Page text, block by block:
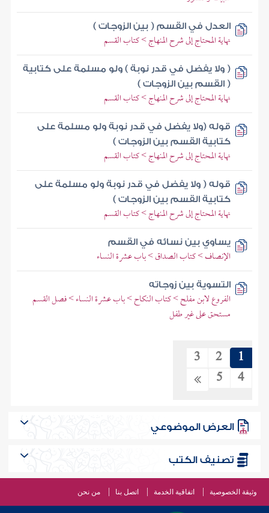
العدل في القسم ( بين الزوجات )
نهاية المحتاج إلى شرح المنهاج > كتاب القسم
( ولا يفضل في قدر نوبة ) ولو مسلمة على كتابية
( القسم بين الزوجات )
نهاية المحتاج إلى شرح المنهاج > كتاب القسم
قوله (ولا يفضل في قدر نوبة ولو مسلمة على
كتابية القسم بين الزوجات )
نهاية المحتاج إلى شرح المنهاج > كتاب القسم
قوله ( ولا يفضل في قدر نوبة ولو مسلمة على
كتابية القسم بين الزوجات )
نهاية المحتاج إلى شرح المنهاج > كتاب القسم
يساوي بين نسائه في القسم
الإنصاف > كتاب الصداق > باب عشرة النساء
التسوية بين زوجاته
الفروع لابن مفلح > كتاب النكاح > باب عشرة النساء > فصل القسم
مستحق على غير طفل
1
2
3
4
5
العرض الموضوعي
تصنيف الكتب
وثيقة الخصوصية اتفاقية الخدمة اتصل بنا من نحن